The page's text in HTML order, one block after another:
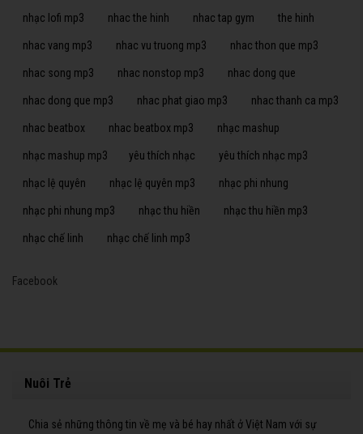
nhạc lofi mp3 nhac the hinh nhac tap gym the hinh
nhac vang mp3 nhac vu truong mp3 nhac thon que mp3
nhac song mp3 nhac nonstop mp3 nhac dong que
nhac dong que mp3 nhac phat giao mp3 nhac thanh ca mp3
nhac beatbox nhac beatbox mp3 nhạc mashup
nhạc mashup mp3 yêu thích nhạc yêu thích nhạc mp3
nhạc lệ quyên nhạc lệ quyên mp3 nhạc phi nhung
nhạc phi nhung mp3 nhạc thu hiền nhạc thu hiền mp3
nhạc chế linh nhạc chế linh mp3
Facebook
Nuôi Trẻ
Chia sẻ những thông tin về mẹ và bé hay nhất ở Việt Nam với sự